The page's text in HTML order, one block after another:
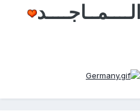
لــــمــاجــــد